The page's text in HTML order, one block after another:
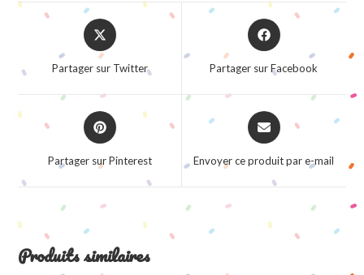
Opens
in
new
window
Partager sur Twitter
Opens
in
Partager sur Facebook
Opens
in
new
Partager sur Pinterest
Opens
in
new
window
Envoyer ce produit par e-mail
Produits similaires